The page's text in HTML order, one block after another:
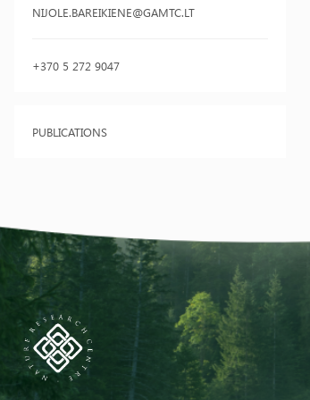
NIJOLE.BAREIKIENE@GAMTC.LT
+370 5 272 9047
PUBLICATIONS